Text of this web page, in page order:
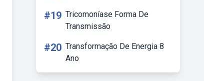
#19 Tricomoníase Forma De
Transmissão
#20 Transformação De Energia 8
Ano